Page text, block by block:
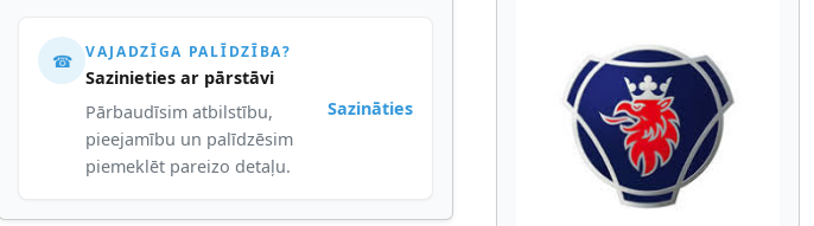
☎ VAJADZĪGA PALĪDZĪBA?
Sazinieties ar pārstāvi
Pārbaudīsim atbilstību,
pieejamību un palīdzēsim
piemeklēt pareizo detaļu.
Sazināties
Atpakaļ